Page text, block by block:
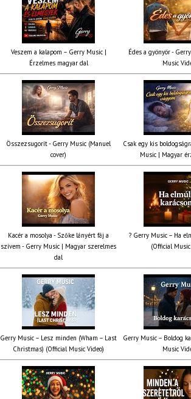
Veszem a kalapom – Gerry Music |
Érzelmes magyar dal
Édes a gyönyör -
Music
Összezsugorít - Gerry Music (Manuel
cover)
Csak egy kis
Music | Magyar
Kacér a mosolya - Szőke lányért fáj a
szívem - Gerry Music | Magyar szerelmes
dal
? Gerry Music – Ha
(Official
Gerry Music – Lesz minden (Wham – Last
Christmas) (Official Music Video)
Gerry Music – Boldog
Music